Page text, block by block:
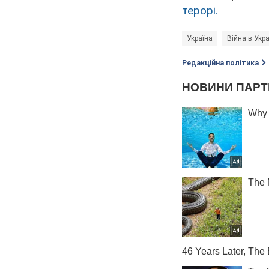
терорі.
Україна Війна в
Редакційна політика